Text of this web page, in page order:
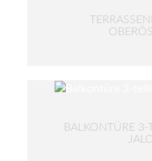
BALKONTÜRE 3-